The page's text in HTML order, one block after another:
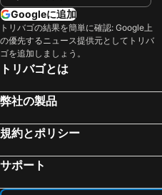
Vignette Collection Dinso Resort & Villas Phuket By Ihg
サンウィング バンタオ ビーチ
ウィンダム シー パール リゾート プーケット
Naina Resort & Spa
Holiday Inn Express Phuket Patong Beach Central By Ihg
Must Sea Hotel
ザ ブルー パール カタ ホテル
Googleに追加
トリバゴの結果を簡単に確認: Google上
の優先するニュース提供元としてトリバ
ゴを追加しましょう。
トリバゴとは
弊社の製品
規約とポリシー
サポート